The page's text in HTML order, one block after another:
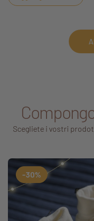
Scegliete i vostri
-30%